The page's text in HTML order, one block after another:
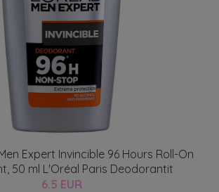
Expert Invincible 96 Hours Roll-On
50 ml L'Oréal Paris Deodorantit
6.5 EUR